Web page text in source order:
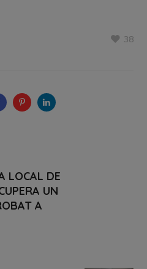
38
LOCAL DE
UN
A